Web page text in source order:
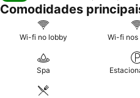
Comodidades
Wi-fi no lobby Wi-fi nos
Spa